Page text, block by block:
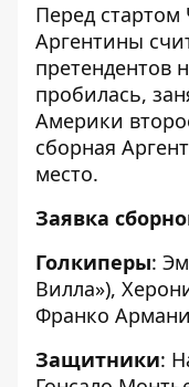
Перед
Аргентины
претендентов
пробилась,
Америки
сборная
место.
Заявка
Голкиперы:
Вилла»),
Франко
Защитники: